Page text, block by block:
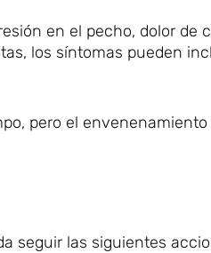
en el pecho, dolor de
los síntomas pueden
pero el
seguir las siguientes